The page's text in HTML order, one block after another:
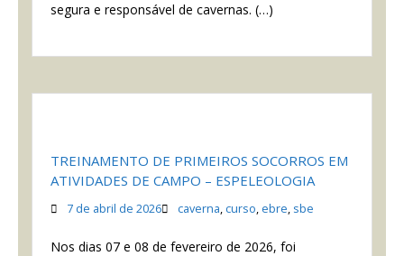
segura e responsável de cavernas. (…)
TREINAMENTO DE PRIMEIROS SOCORROS EM
ATIVIDADES DE CAMPO – ESPELEOLOGIA
7 de abril de 2026 caverna, curso, ebre, sbe
Nos dias 07 e 08 de fevereiro de 2026, foi